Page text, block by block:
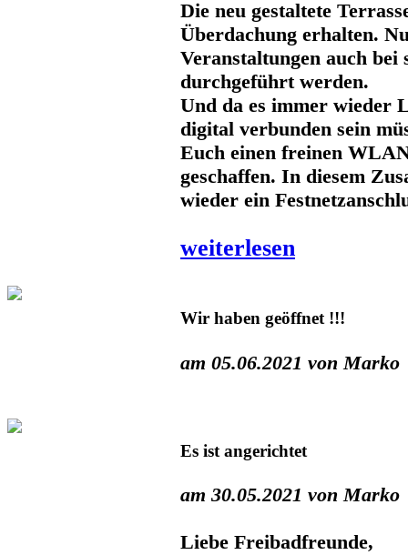
Die neu gestaltete
Überdachung erhalten.
Veranstaltungen auch bei
durchgeführt werden.
Und da es immer wieder
digital verbunden sein
Euch einen freinen
geschaffen. In diesem
wieder ein
weiterlesen
Wir haben geöffnet !!!
am 05.06.2021 von Marko
Es ist angerichtet
am 30.05.2021 von Marko
Liebe Freibadfreunde,